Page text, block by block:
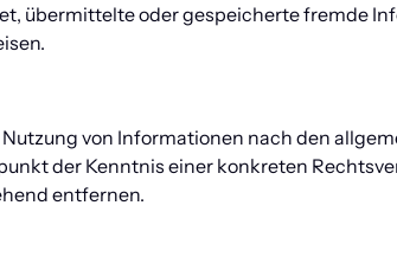
übermittelte oder gespeicherte fremde
von Informationen nach den
der Kenntnis einer konkreten
entfernen.